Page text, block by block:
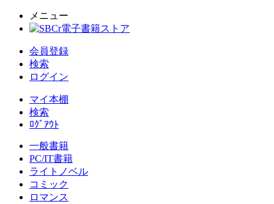
メニュー
会員登録
検索
ログイン
マイ本棚
検索
ﾛｸﾞｱｳﾄ
一般書籍
PC/IT書籍
ライトノベル
コミック
ロマンス